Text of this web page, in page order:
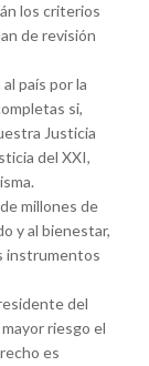
los criterios
de revisión
país por la
si,
Justicia
del XXI,
millones de
y al bienestar,
instrumentos
del
riesgo el
es